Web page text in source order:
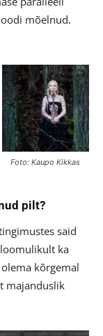
mõelnud.
Foto: Kaupo Kikkas
pilt?
said
ka
kõrgemal
majanduslik